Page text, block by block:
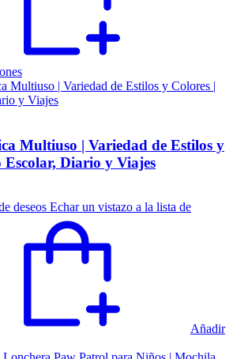
Este
producto
tiene
Las
opciones
se
en
página
Multiuso | Variedad de Estilos y
Escolar, Diario y Viajes
deseos Echar un vistazo a la lista de
Añadir